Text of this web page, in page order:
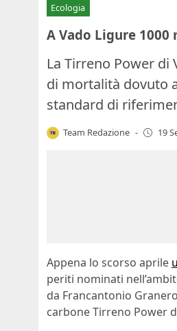
Ecologia
A Vado Ligure
La Tirreno Power di
di mortalità dovuto
standard di
Team Redazione - 19
Appena lo scorso aprile
periti nominati
da Francantonio
carbone Tirreno Power